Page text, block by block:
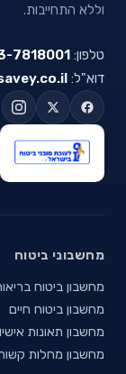
וללא התחייבות.
טלפון: 7818001
דוא"ל:
מחשבוני ביטוח
מחשבון ביטוח
מחשבון ביטוח חיים
מחשבון תאונות
מחשבון מחלות